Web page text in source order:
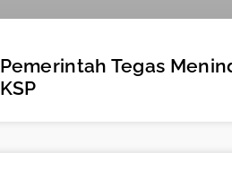
Pemerintah Tegas
KSP